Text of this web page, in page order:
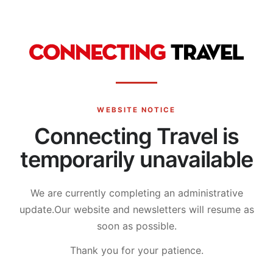
WEBSITE NOTICE
Connecting Travel is
temporarily unavailable
We are currently completing an administrative
update.Our website and newsletters will resume as
soon as possible.
Thank you for your patience.